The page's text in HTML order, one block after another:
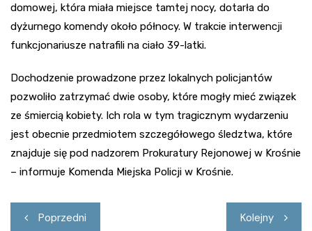
domowej, która miała miejsce tamtej nocy, dotarła do
dyżurnego komendy około północy. W trakcie interwencji
funkcjonariusze natrafili na ciało 39-latki.
Dochodzenie prowadzone przez lokalnych policjantów
pozwoliło zatrzymać dwie osoby, które mogły mieć związek
ze śmiercią kobiety. Ich rola w tym tragicznym wydarzeniu
jest obecnie przedmiotem szczegółowego śledztwa, które
znajduje się pod nadzorem Prokuratury Rejonowej w Krośnie
– informuje Komenda Miejska Policji w Krośnie.
Nawigacja
Poprzedni Kolejny